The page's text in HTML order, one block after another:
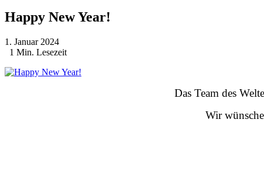
Happy New Year!
1. Januar 2024
1 Min. Lesezeit
Das Team des
Wir